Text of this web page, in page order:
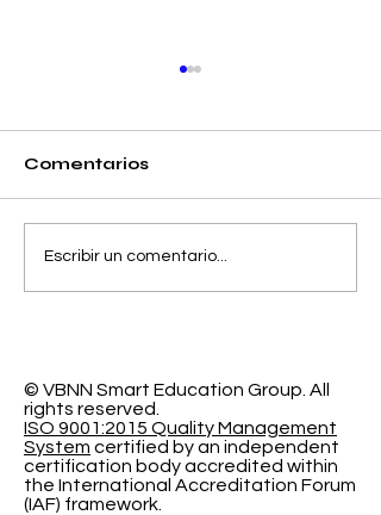
Separando la
Precisión y el Error
Comentarios
Escribir un comentario...
© VBNN Smart Education Group. All
rights reserved.
ISO 9001:2015 Quality Management
System certified by an independent
certification body accredited within
the International Accreditation Forum
(IAF) framework.